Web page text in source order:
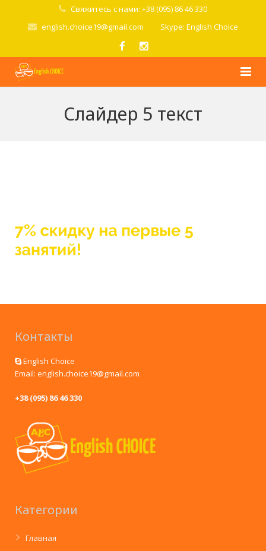
Свяжитесь с нами: +38 (095) 86 46 330
english.choice19@gmail.com
Skype: English Choice
Попробовать
Слайдер 5 текст
Контакты
English Choice
Email: english.choice19@gmail.com
+38 (095) 86 46 330
Категории
Главная